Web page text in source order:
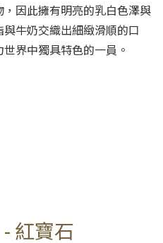
因此擁有明亮的乳白色澤與
牛奶交織出細緻滑順的口
界中獨具特色的一員。
紅寶石